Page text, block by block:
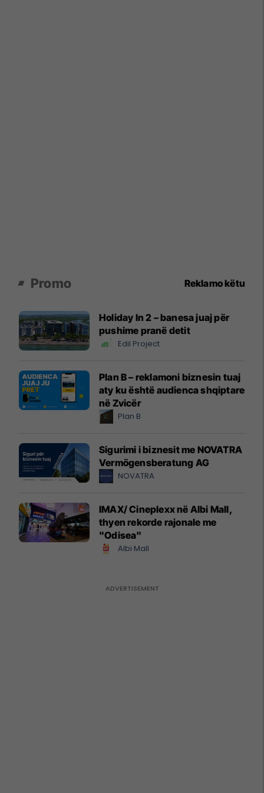
Promo Reklamo këtu
Holiday In 2 – banesa juaj për
pushime pranë detit
Edil Project
Plan B – reklamoni biznesin tuaj
aty ku është audienca shqiptare
në Zvicër
Plan B
Sigurimi i biznesit me NOVATRA
Vermögensberatung AG
NOVATRA
IMAX/ Cineplexx në Albi Mall,
thyen rekorde rajonale me
"Odisea"
Albi Mall